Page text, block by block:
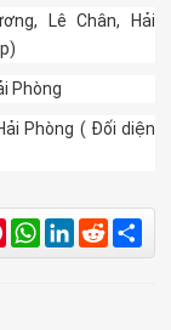
Lê Chân, Hải
Phòng
Phòng ( Đối diện
Pinterest
WhatsApp
LinkedIn
Reddit